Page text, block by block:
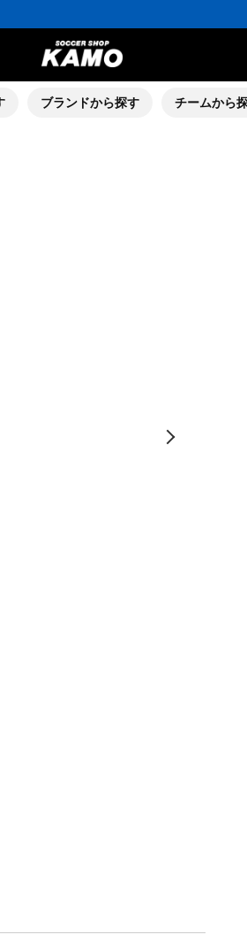
誕生月に「10％OFFクーポン」プレゼント！
(税込)以上でシューズケースプレゼント！
3,300円(税込)以上で送料無料！
イント還元率5％！プレミア会員は7％
誕生月に「10％OFFクーポン」プレゼント！
ブランドから探す チームから